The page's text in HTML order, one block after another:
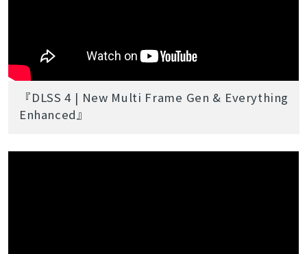
『DLSS 4 | New Multi Frame Gen & Everything
Enhanced』